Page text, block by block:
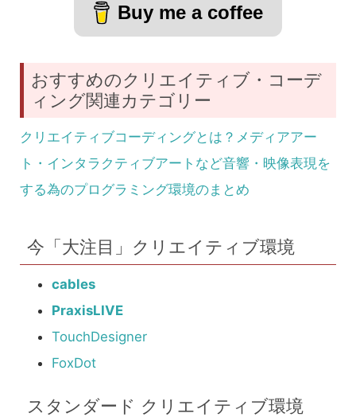
Buy me a coffee
おすすめのクリエイティブ・コーデ
ィング関連カテゴリー
クリエイティブコーディングとは？メディアアー
ト・インタラクティブアートなど音響・映像表現を
する為のプログラミング環境のまとめ
今「大注目」クリエイティブ環境
cables
PraxisLIVE
TouchDesigner
FoxDot
スタンダード クリエイティブ環境